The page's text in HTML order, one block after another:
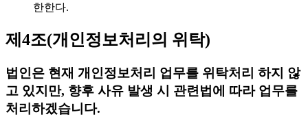
한한다.
제4조(개인정보처리의 위탁)
법인은 현재 개인정보처리 업무를 위탁처리 하지 않
고 있지만, 향후 사유 발생 시 관련법에 따라 업무를
처리하겠습니다.